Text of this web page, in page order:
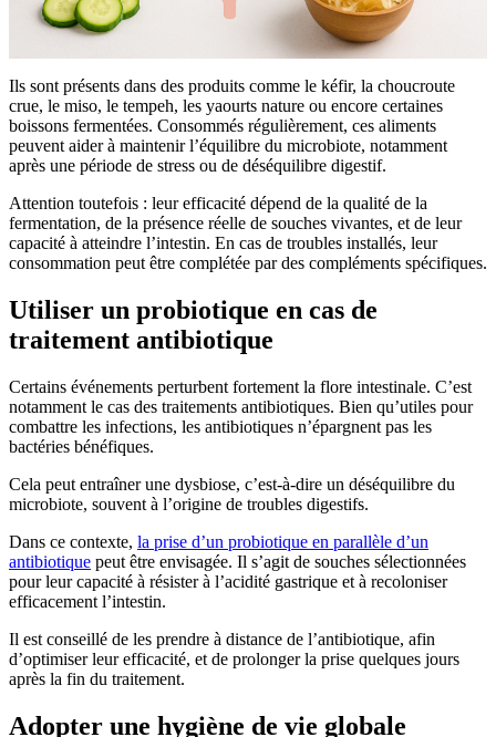
Ils sont présents dans des produits comme le kéfir, la choucroute
crue, le miso, le tempeh, les yaourts nature ou encore certaines
boissons fermentées. Consommés régulièrement, ces aliments
peuvent aider à maintenir l’équilibre du microbiote, notamment
après une période de stress ou de déséquilibre digestif.
Attention toutefois : leur efficacité dépend de la qualité de la
fermentation, de la présence réelle de souches vivantes, et de leur
capacité à atteindre l’intestin. En cas de troubles installés, leur
consommation peut être complétée par des compléments spécifiques.
Utiliser un probiotique en cas de
traitement antibiotique
Certains événements perturbent fortement la flore intestinale. C’est
notamment le cas des traitements antibiotiques. Bien qu’utiles pour
combattre les infections, les antibiotiques n’épargnent pas les
bactéries bénéfiques.
Cela peut entraîner une dysbiose, c’est-à-dire un déséquilibre du
microbiote, souvent à l’origine de troubles digestifs.
Dans ce contexte, la prise d’un probiotique en parallèle d’un
antibiotique peut être envisagée. Il s’agit de souches sélectionnées
pour leur capacité à résister à l’acidité gastrique et à recoloniser
efficacement l’intestin.
Il est conseillé de les prendre à distance de l’antibiotique, afin
d’optimiser leur efficacité, et de prolonger la prise quelques jours
après la fin du traitement.
Adopter une hygiène de vie globale